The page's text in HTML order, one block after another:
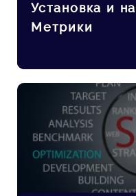
Установка и
Метрики